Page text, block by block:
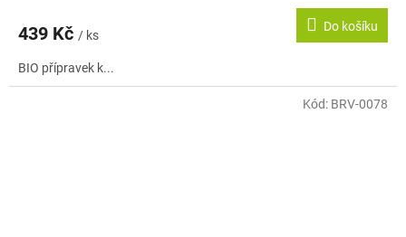
439 Kč / ks
Do košíku
BIO přípravek k...
Kód: BRV-0078